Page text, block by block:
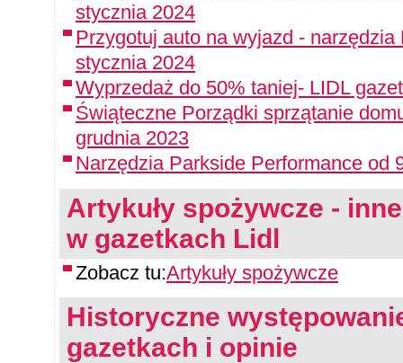
stycznia 2024
Przygotuj auto na wyjazd -
stycznia 2024
Wyprzedaż do 50% taniej- LIDL
Świąteczne Porządki sprzątanie
grudnia 2023
Narzędzia Parkside Performance od
Artykuły spożywcze -
w gazetkach Lidl
Zobacz tu:Artykuły spożywcze
Historyczne
gazetkach i opinie